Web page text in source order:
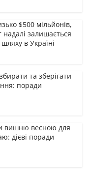
$500 мільйонів,
залишається
в Україні
та зберігати
поради
вишню весною для
дієві поради